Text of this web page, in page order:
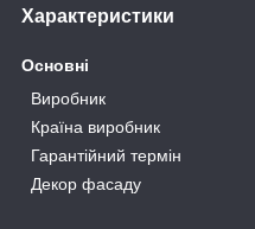
Характеристики
Основні
Виробник
Країна виробник
Гарантійний термін
Декор фасаду